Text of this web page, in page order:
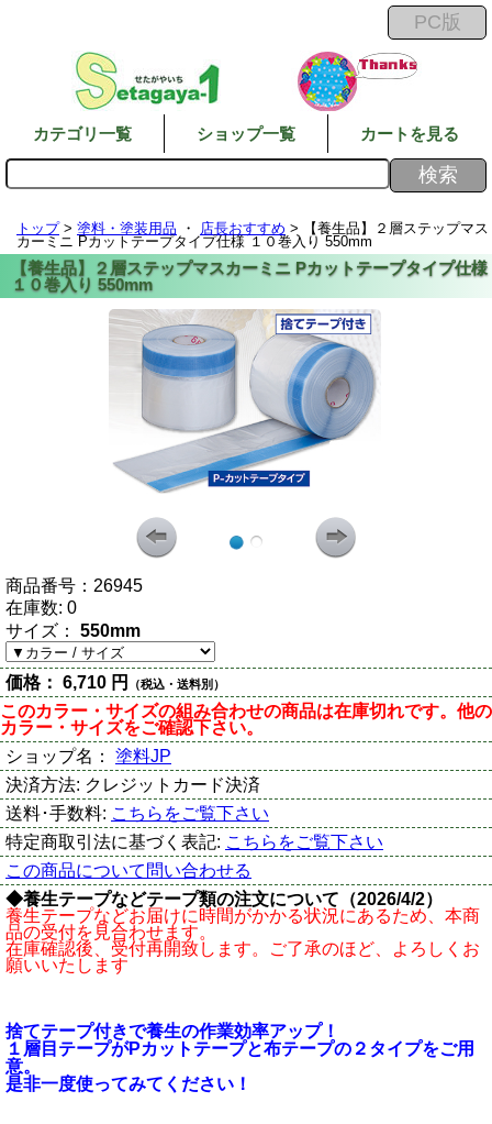
カテゴリ一覧 ショップ一覧 カートを見る
トップ> 塗料・塗装用品 ・ 店長おすすめ > 【養生品】２層ステップマス
カーミニ Pカットテープタイプ仕様 １０巻入り 550mm
商品番号： 26945
在庫数: 0
サイズ： 550mm
価格： 6,710 円 （税込・送料別）
このカラー・サイズの組み合わせの商品は在庫切れです。他の
カラー・サイズをご確認下さい。
ショップ名： 塗料JP
決済方法: クレジットカード決済
送料･手数料: こちらをご覧下さい
特定商取引法に基づく表記: こちらをご覧下さい
この商品について問い合わせる
◆養生テープなどテープ類の注文について（2026/4/2）
養生テープなどお届けに時間がかかる状況にあるため、本商
品の受付を見合わせます。
在庫確認後、受付再開致します。ご了承のほど、よろしくお
願いいたします
捨てテープ付きで養生の作業効率アップ！
１層目テープがPカットテープと布テープの２タイプをご用
意。
是非一度使ってみてください！